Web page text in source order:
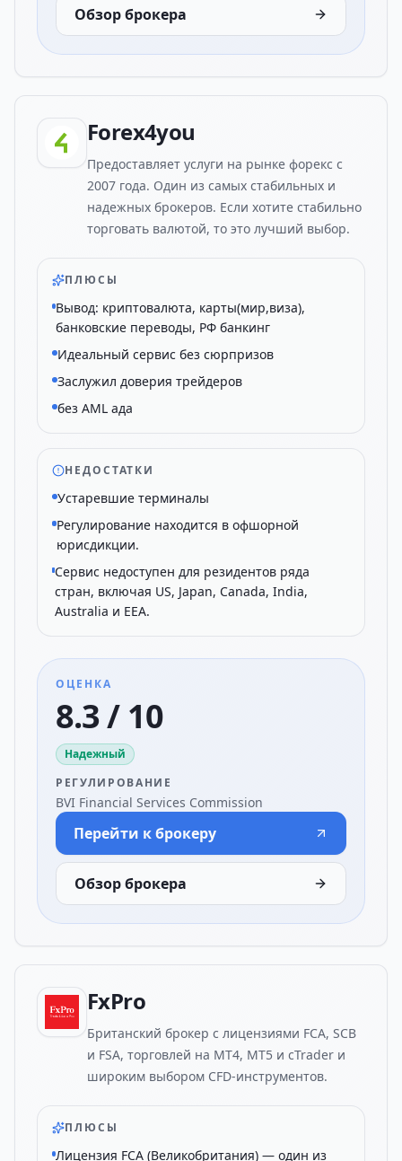
Обзор брокера
Forex4you
Предоставляет услуги на рынке форекс с
2007 года. Один из самых стабильных и
надежных брокеров. Если хотите стабильно
торговать валютой, то это лучший выбор.
ПЛЮСЫ
Вывод: криптовалюта, карты(мир,виза),
банковские переводы, РФ банкинг
Идеальный сервис без сюрпризов
Заслужил доверия трейдеров
без AML ада
НЕДОСТАТКИ
Устаревшие терминалы
Регулирование находится в офшорной
юрисдикции.
Сервис недоступен для резидентов ряда
стран, включая US, Japan, Canada, India,
Australia и EEA.
ОЦЕНКА
8.3 / 10
Надежный
РЕГУЛИРОВАНИЕ
BVI Financial Services Commission
Перейти к брокеру
Обзор брокера
FxPro
Британский брокер с лицензиями FCA, SCB
и FSA, торговлей на MT4, MT5 и cTrader и
широким выбором CFD-инструментов.
ПЛЮСЫ
Лицензия FCA (Великобритания) — один из